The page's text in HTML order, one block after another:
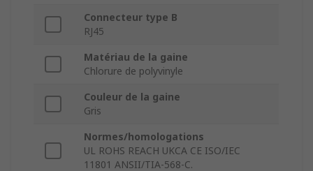
Connecteur type B
RJ45
Matériau de la gaine
Chlorure de polyvinyle
Couleur de la gaine
Gris
Normes/homologations
UL ROHS REACH UKCA CE ISO/IEC
11801 ANSII/TIA-568-C.